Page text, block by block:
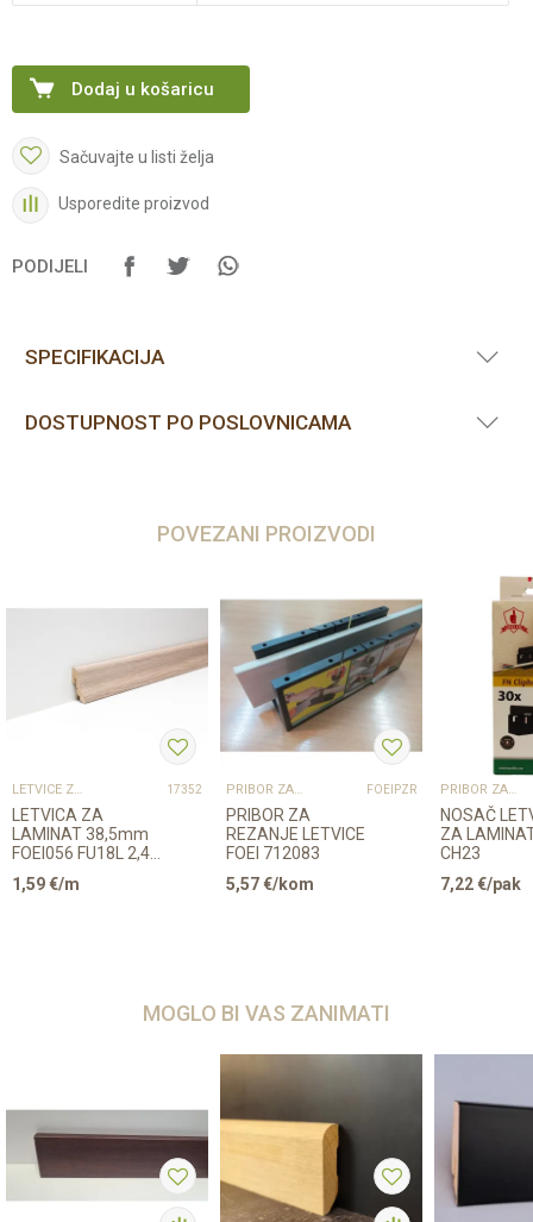
Dodaj u košaricu
Sačuvajte u listi želja
Usporedite proizvod
PODIJELI
SPECIFIKACIJA
DOSTUPNOST PO POSLOVNICAMA
POVEZANI PROIZVODI
K470/K647
LETVICE ZA LAMINAT 17352
LETVICA ZA
LAMINAT 38,5mm
FOEI056 FU18L 2,4m
1,59€/m
PRIBOR ZA UGRADNJU PODOVA – SVE NA JEDNOM MJESTU FOEIPZR
PRIBOR ZA
REZANJE LETVICE
FOEI 712083
5,57€/kom
PRIBOR ZA UGRADNJU PODOVA – SVE NA JEDNOM MJESTU
NOSAČ
ZA
CH23
7,22€/pak
MOGLO BI VAS ZANIMATI